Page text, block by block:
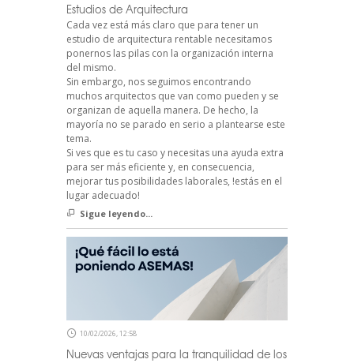
Estudios de Arquitectura
Cada vez está más claro que para tener un
estudio de arquitectura rentable necesitamos
ponernos las pilas con la organización interna
del mismo.
Sin embargo, nos seguimos encontrando
muchos arquitectos que van como pueden y se
organizan de aquella manera. De hecho, la
mayoría no se parado en serio a plantearse este
tema.
Si ves que es tu caso y necesitas una ayuda extra
para ser más eficiente y, en consecuencia,
mejorar tus posibilidades laborales, !estás en el
lugar adecuado!
Sigue leyendo...
10/02/2026, 12:58
Nuevas ventajas para la tranquilidad de los